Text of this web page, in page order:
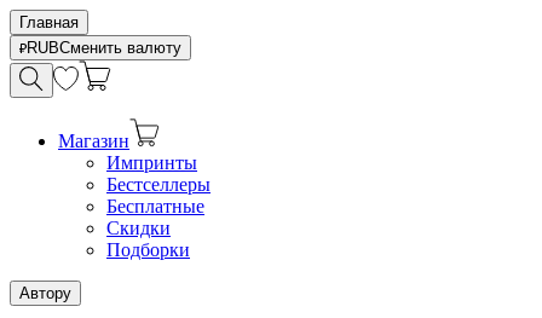
Главная
RUBСменить валюту
Магазин
Импринты
Бестселлеры
Бесплатные
Скидки
Подборки
Автору